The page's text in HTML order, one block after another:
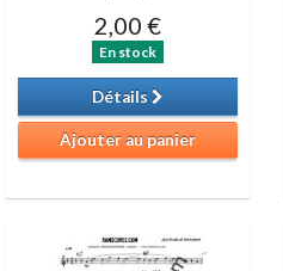
2,00 €
En stock
Détails
Ajouter au panier